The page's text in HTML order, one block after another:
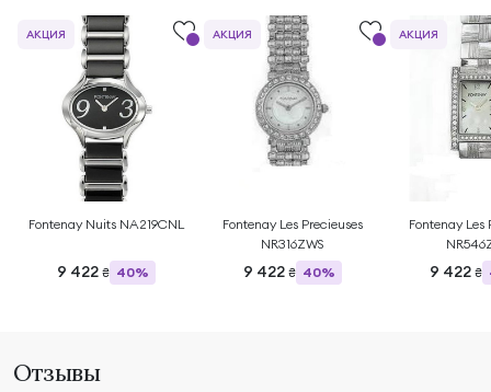
Fontenay Nuits NA219CNL
9 422 ₴ 40%
АКЦИЯ
Fontenay Les Precieuses
NR316ZWS
9 422 ₴ 40%
АКЦИЯ
Fontenay Les
9 422 ₴
АКЦИЯ
Отзывы